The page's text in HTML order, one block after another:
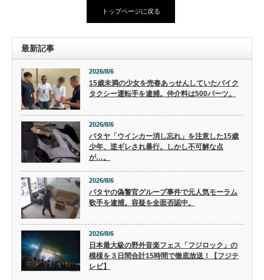
トップページに戻る
最新記事
2026/8/6
15歳未満の少女を売春あっせんしていたバイク
タクシー運転手を逮捕。仲介料は500バーツ。
2026/8/6
パタヤ「ウインカー消し忘れ」を注意した15歳
少年、逆ギレされ暴行。しかし不可解な点
が…。
2026/8/6
パタヤの偽警官グループ事件で元人気モーラム
歌手を逮捕。容疑を全面否認中。
2026/8/6
日本最大級の野外音楽フェス「フジロック」の
模様を３日間合計15時間で徹底放送！【フジテ
レビ】